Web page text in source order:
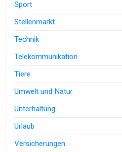
Sport
Stellenmarkt
Technik
Telekommunikation
Tiere
Umwelt und Natur
Unterhaltung
Urlaub
Versicherungen